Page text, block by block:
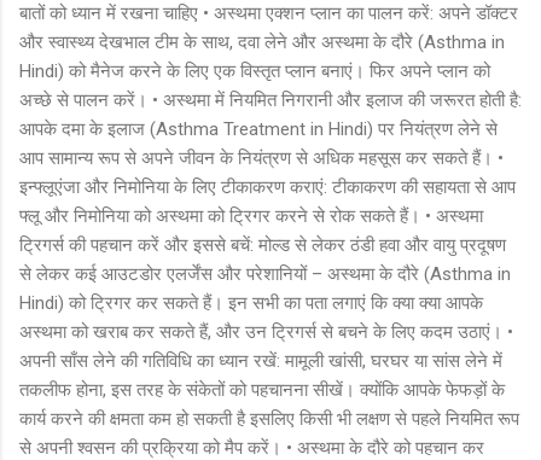
बातों को ध्यान में रखना चाहिए • अस्थमा एक्शन प्लान का पालन करें: अपने डॉक्टर
और स्वास्थ्य देखभाल टीम के साथ, दवा लेने और अस्थमा के दौरे (Asthma in
Hindi) को मैनेज करने के लिए एक विस्तृत प्लान बनाएं। फिर अपने प्लान को
अच्छे से पालन करें। • अस्थमा में नियमित निगरानी और इलाज की जरूरत होती है:
आपके दमा के इलाज (Asthma Treatment in Hindi) पर नियंत्रण लेने से
आप सामान्य रूप से अपने जीवन के नियंत्रण से अधिक महसूस कर सकते हैं। •
इन्फ्लूएंजा और निमोनिया के लिए टीकाकरण कराएं: टीकाकरण की सहायता से आप
फ्लू और निमोनिया को अस्थमा को ट्रिगर करने से रोक सकते हैं। • अस्थमा
ट्रिगर्स की पहचान करें और इससे बचें: मोल्ड से लेकर ठंडी हवा और वायु प्रदूषण
से लेकर कई आउटडोर एलर्जेंस और परेशानियों – अस्थमा के दौरे (Asthma in
Hindi) को ट्रिगर कर सकते हैं। इन सभी का पता लगाएं कि क्या क्या आपके
अस्थमा को खराब कर सकते हैं, और उन ट्रिगर्स से बचने के लिए कदम उठाएं। •
अपनी साँस लेने की गतिविधि का ध्यान रखें: मामूली खांसी, घरघर या सांस लेने में
तकलीफ होना, इस तरह के संकेतों को पहचानना सीखें। क्योंकि आपके फेफड़ों के
कार्य करने की क्षमता कम हो सकती है इसलिए किसी भी लक्षण से पहले नियमित रूप
से अपनी श्वसन की प्रक्रिया को मैप करें। • अस्थमा के दौरे को पहचान कर